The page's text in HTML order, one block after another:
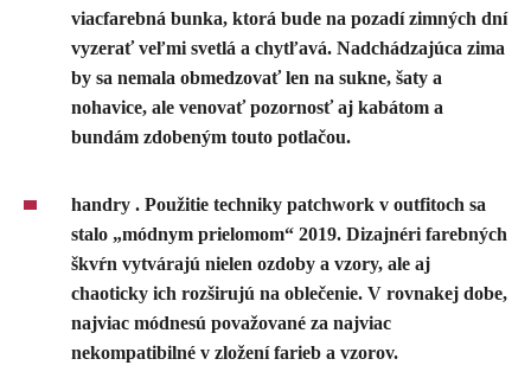
viacfarebná bunka, ktorá bude na pozadí zimných dní
vyzerať veľmi svetlá a chytľavá. Nadchádzajúca zima
by sa nemala obmedzovať len na sukne, šaty a
nohavice, ale venovať pozornosť aj kabátom a
bundám zdobeným touto potlačou.
handry . Použitie techniky patchwork v outfitoch sa
stalo „módnym prielomom“ 2019. Dizajnéri farebných
škvŕn vytvárajú nielen ozdoby a vzory, ale aj
chaoticky ich rozširujú na oblečenie. V rovnakej dobe,
najviac módnesú považované za najviac
nekompatibilné v zložení farieb a vzorov.